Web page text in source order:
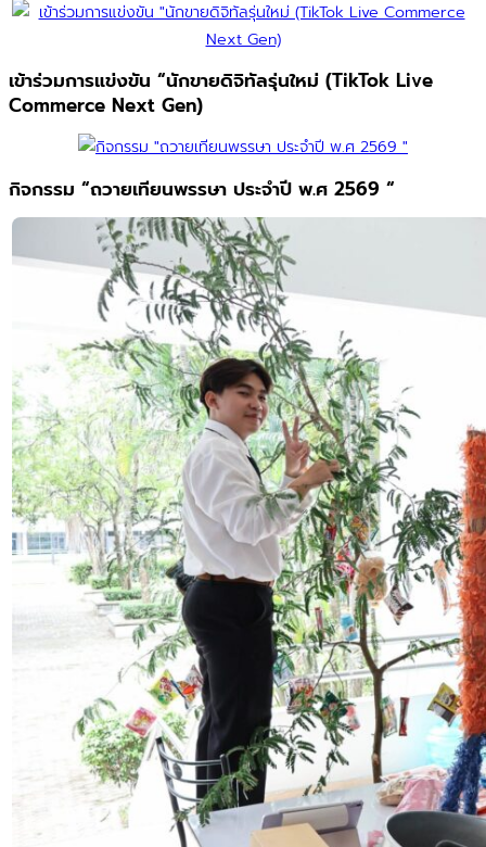
เข้าร่วมการแข่งขัน “นักขายดิจิทัลรุ่นใหม่ (TikTok Live
Commerce Next Gen)
กิจกรรม “ถวายเทียนพรรษา ประจำปี พ.ศ 2569 “